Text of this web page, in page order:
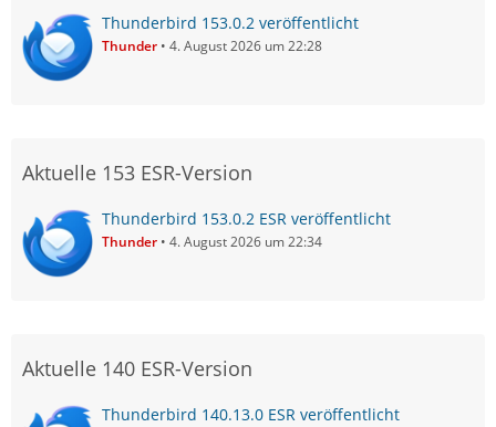
Thunderbird 153.0.2 veröffentlicht
Thunder 4. August 2026 um 22:28
Aktuelle 153 ESR-Version
Thunderbird 153.0.2 ESR veröffentlicht
Thunder 4. August 2026 um 22:34
Aktuelle 140 ESR-Version
Thunderbird 140.13.0 ESR veröffentlicht